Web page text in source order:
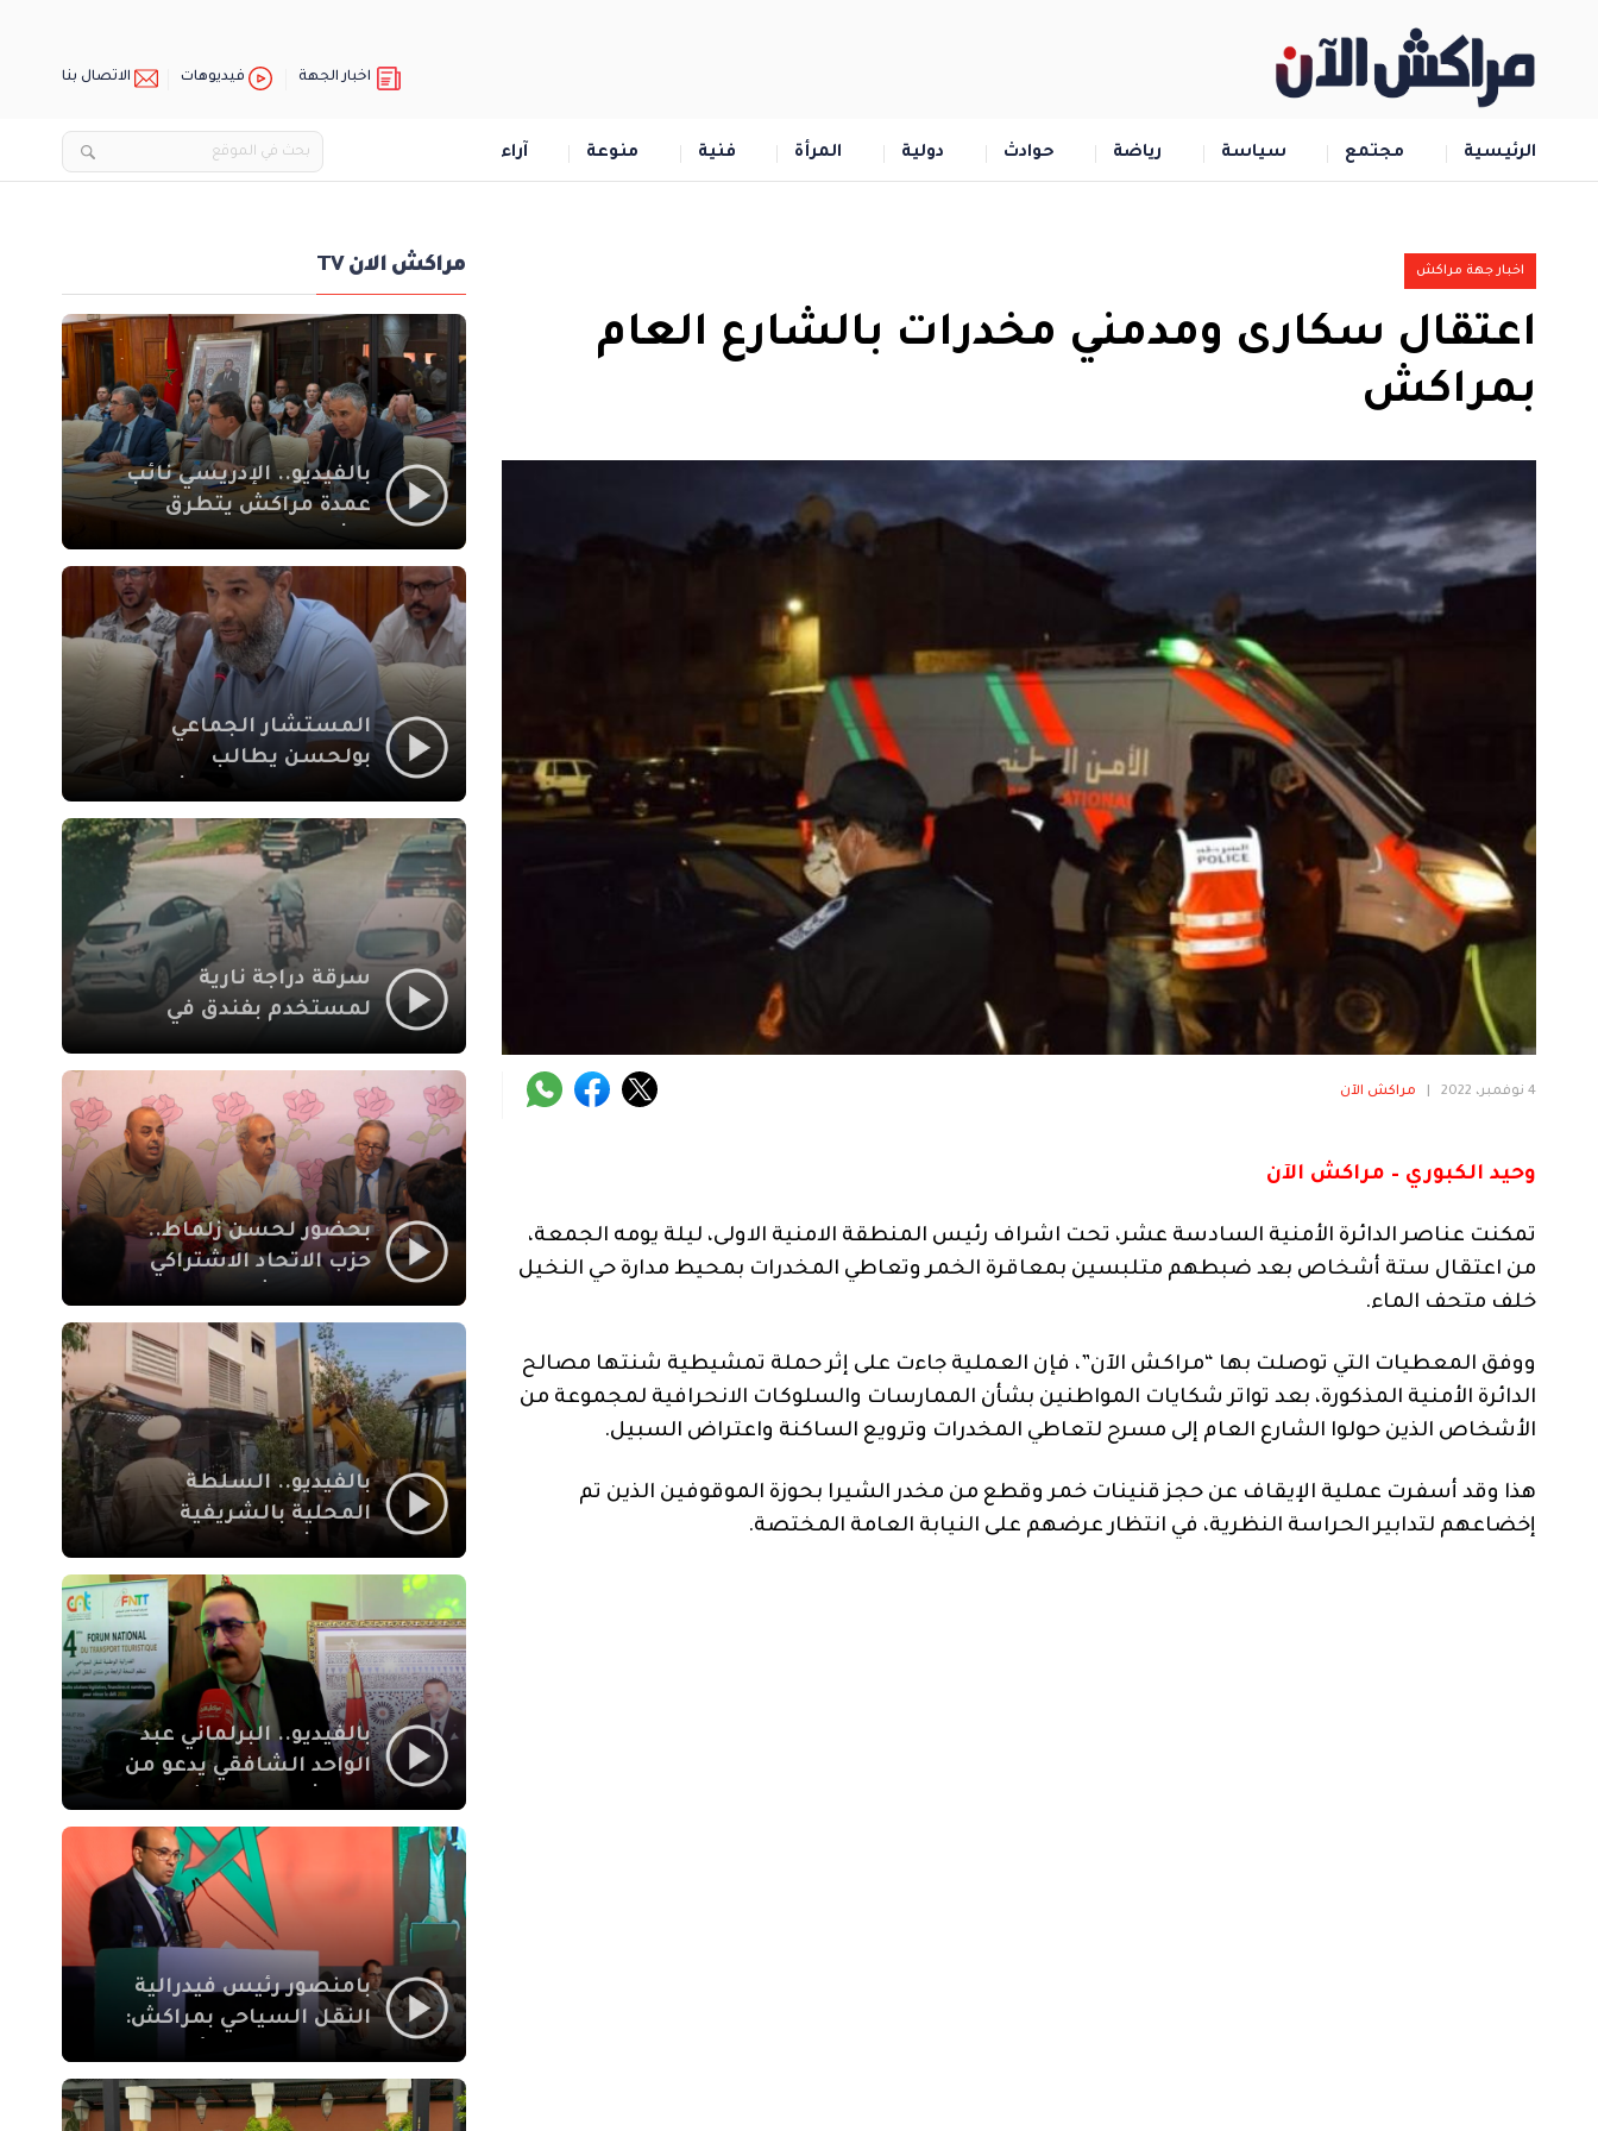
اخبار الجهة فيديوهات الاتصال بنا
الرئيسية مجتمع سياسة رياضة حوادث دولية المرأة فنية منوعة آراء
اخبار جهة مراكش
اعتقال سكارى ومدمني مخدرات بالشارع العام
بمراكش
4 نوفمبر، 2022 مراكش الآن
وحيد الكبوري – مراكش الآن
تمكنت عناصر الدائرة الأمنية السادسة عشر، تحت اشراف رئيس المنطقة الامنية الاولى، ليلة يومه الجمعة،
من اعتقال ستة أشخاص بعد ضبطهم متلبسين بمعاقرة الخمر وتعاطي المخدرات بمحيط مدارة حي النخيل
خلف متحف الماء.
ووفق المعطيات التي توصلت بها “مراكش الآن”، فإن العملية جاءت على إثر حملة تمشيطية شنتها مصالح
الدائرة الأمنية المذكورة، بعد تواتر شكايات المواطنين بشأن الممارسات والسلوكات الانحرافية لمجموعة من
الأشخاص الذين حولوا الشارع العام إلى مسرح لتعاطي المخدرات وترويع الساكنة واعتراض السبيل.
هذا وقد أسفرت عملية الإيقاف عن حجز قنينات خمر وقطع من مخدر الشيرا بحوزة الموقوفين الذين تم
إخضاعهم لتدابير الحراسة النظرية، في انتظار عرضهم على النيابة العامة المختصة.
مراكش الان TV
بالفيديو.. الإدريسي نائب
عمدة مراكش يتطرق
الاجتماعي في نقل
المحطة الطرقية إلى
العزوزية
المستشار الجماعي
بولحسن يطالب
أشغال شارع علال
الفاسي بمراكش
سرقة دراجة نارية
لمستخدم بفندق في
بمراكش
بحضور لحسن زلماط..
حزب الاتحاد الاشتراكي
مقراً بمقاطعة سيدي
يوسف بن علي مراكش
بالفيديو.. السلطة
المحلية بالشريفية
بنايات غير قانونية بإقامة
الإيمان
بالفيديو.. البرلماني عبد
الواحد الشافقي يدعو من
النقل السياحي لمواكبة
بامنصور رئيس فيدرالية
النقل السياحي بمراكش:
والاصلاح التشريعي
ركيزتان أساسيتان لكسب